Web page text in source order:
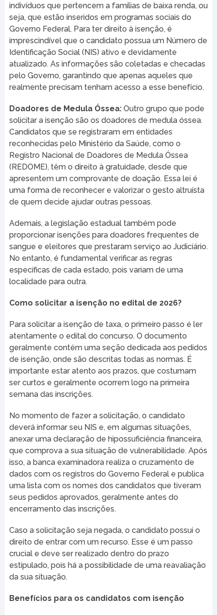
indivíduos que pertencem a famílias de baixa renda, ou
seja, que estão inseridos em programas sociais do
Governo Federal. Para ter direito à isenção, é
imprescindível que o candidato possua um Número de
Identificação Social (NIS) ativo e devidamente
atualizado. As informações são coletadas e checadas
pelo Governo, garantindo que apenas aqueles que
realmente precisam tenham acesso a esse benefício.
Doadores de Medula Óssea:Outro grupo que pode
solicitar a isenção são os doadores de medula óssea.
Candidatos que se registraram em entidades
reconhecidas pelo Ministério da Saúde, como o
Registro Nacional de Doadores de Medula Óssea
(REDOME), têm o direito à gratuidade, desde que
apresentem um comprovante de doação. Essa lei é
uma forma de reconhecer e valorizar o gesto altruísta
de quem decide ajudar outras pessoas.
Ademais, a legislação estadual também pode
proporcionar isenções para doadores frequentes de
sangue e eleitores que prestaram serviço ao Judiciário.
No entanto, é fundamental verificar as regras
específicas de cada estado, pois variam de uma
localidade para outra.
Como solicitar a isenção no edital de 2026?
Para solicitar a isenção de taxa, o primeiro passo é ler
atentamente o edital do concurso. O documento
geralmente contém uma seção dedicada aos pedidos
de isenção, onde são descritas todas as normas. É
importante estar atento aos prazos, que costumam
ser curtos e geralmente ocorrem logo na primeira
semana das inscrições.
No momento de fazer a solicitação, o candidato
deverá informar seu NIS e, em algumas situações,
anexar uma declaração de hipossuficiência financeira,
que comprova a sua situação de vulnerabilidade. Após
isso, a banca examinadora realiza o cruzamento de
dados com os registros do Governo Federal e publica
uma lista com os nomes dos candidatos que tiveram
seus pedidos aprovados, geralmente antes do
encerramento das inscrições.
Caso a solicitação seja negada, o candidato possui o
direito de entrar com um recurso. Esse é um passo
crucial e deve ser realizado dentro do prazo
estipulado, pois há a possibilidade de uma reavaliação
da sua situação.
Benefícios para os candidatos com isenção